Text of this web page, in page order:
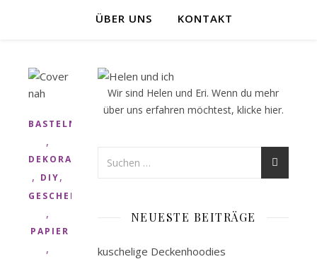
ÜBER UNS KONTAKT
BASTELN
,
DEKORATION
, DIY,
GESCHENK
,
PAPIER
,
Wir sind Helen und Eri. Wenn du mehr
über uns erfahren möchtest, klicke hier.
NEUESTE BEITRÄGE
kuschelige Deckenhoodies